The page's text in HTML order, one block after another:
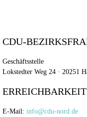
CDU-
Geschäftsstelle
Lokstedter Weg 24 · 20251
ERREICHBARKEIT
E-Mail: info@cdu-nord.de